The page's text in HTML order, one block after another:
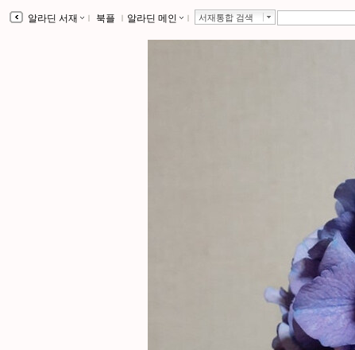
알라딘 서재 ｌ 북플 ｌ 알라딘 메인 ｌ 서재통합 검색